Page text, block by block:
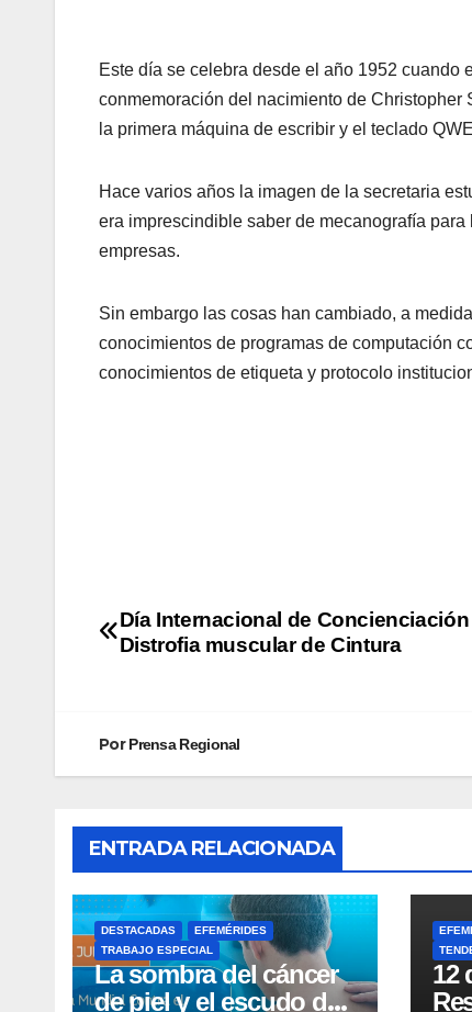
Este día se celebra desde el año 1952 cuando
conmemoración del nacimiento de
la primera máquina de escribir y el teclado
Hace varios años la imagen de la secretaria
era imprescindible saber de mecanografía
empresas.
Sin embargo las cosas han cambiado, a
conocimientos de programas de computación
conocimientos de etiqueta y protocolo
Día Internacional de
Distrofia muscular de Cintura
PorPrensa Regional
ENTRADA RELACIONADA
DESTACADAS
EFEMÉRIDES
TRABAJO ESPECIAL
La sombra del cáncer
de piel y el escudo de
12